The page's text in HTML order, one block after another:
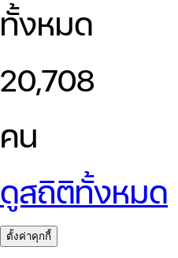
ทั้งหมด
20,708
คน
ดูสถิติทั้งหมด
ตั้งค่าคุกกี้